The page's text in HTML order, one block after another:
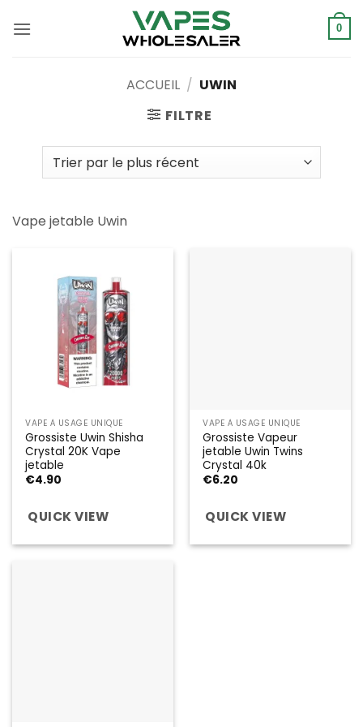
0
ACCUEIL / UWIN
FILTRE
Vape jetable Uwin
VAPE À USAGE UNIQUE
Grossiste Uwin Shisha
Crystal 20K Vape
jetable
€4.90
QUICK VIEW
VAPE À USAGE UNIQUE
Grossiste Vapeur
jetable Uwin Twins
Crystal 40k
€6.20
QUICK VIEW